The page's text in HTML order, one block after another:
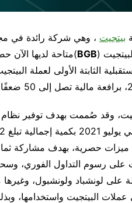
بيتجيت ، وهي شركة رائدة في
BGB)متاحة لديها الآن
الثابتة الأولى لعملة
وقد صُممت بهدف توفير
ميزات حصرية، بهدف مشاركة
رسوم التداول الفوري،
على لونشباد ولونشبول،
البيتجيت واستخدامها،